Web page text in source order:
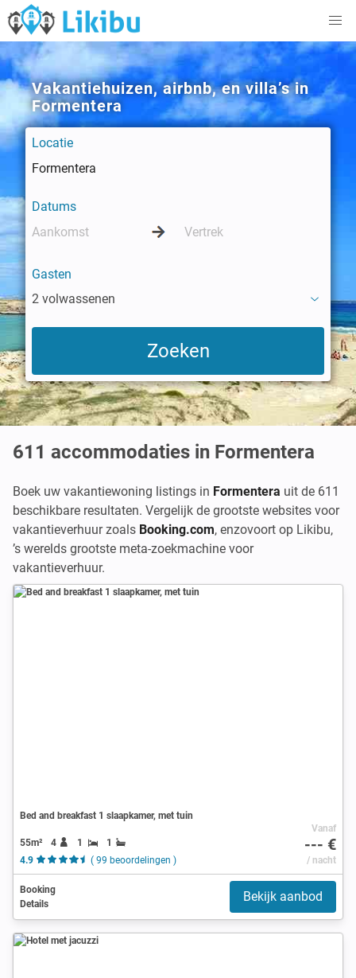
Vakantiehuizen, airbnb, en villa’s in
Formentera
Locatie
Datums
Gasten
2 volwassenen
611 accommodaties in Formentera
Boek uw vakantiewoning listings in Formentera uit de 611
beschikbare resultaten. Vergelijk de grootste websites voor
vakantieverhuur zoals Booking.com, enzovoort op Likibu,
’s werelds grootste meta-zoekmachine voor
vakantieverhuur.
Bed and breakfast 1 slaapkamer, met tuin
55m² 4 1
1
4.9
( 99 beoordelingen )
Vanaf
--- €
/ nacht
Booking
Details
Bekijk aanbod